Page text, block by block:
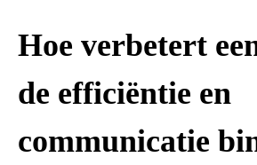
Hoe verbetert
de efficiëntie en
communicatie